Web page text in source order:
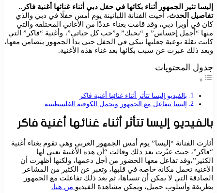
إليسا تثير الجمهور أثناء بكائها في حفل دبي أثناء غنائها أغنية فاكر..
تفاصيل الحدث، أحيت الفنانة اللبانينة يوم أمس حفلًا في دبي والذي
كان في أوبرا دبي، وقد قامت بغناء عددًا من الأغاني المختلفة والتي
منها “أجمل إحساس” و “بحبك” و”حب كل حياتي”، وأغنية “فاكر” التي
كانت نقلة نوعية جعلتها تبكي في الحفل حتى بدأ الجمهور يتضامن معها،
وبعد ذلك عبرت عن سبب بكائها بعد غناء هذه الأغنية.
جدول المحتويات
بالفيديو إليسا تتأثر أثناء غنائها أغنية فاكر
إليسا تتفاعل مع الجمهور وتحمل الكوفية الفلسطينية
بالفيديو إليسا تتأثر أثناء غنائها أغنية فاكر
أثارت الفنانة “إليسا” يوم أمس الجمهور العربي وهي تقوم بغناء أغنية
“فاكر”، حيث عبّرت بعد ذلك وقالت “أن هذه الأغنية تعني لها
الكثير”،وقد تفاعل معها الحضور من أجل دعمها، ولكنها أظهرت أن
الأغنية تحمل مكانة خاصة في قلبها، وتعبر عن الكثير من المشاعر
الصادقة التي لا يمكن أن تنساها، ثم بعد ذلك تفاعلت مع الجمهور
بطريقة وأسلوب جميل، ويمكن مشاهدة الفيديو من هنا.